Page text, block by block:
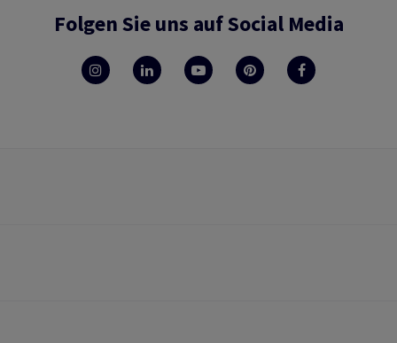
Folgen Sie uns auf Social Media